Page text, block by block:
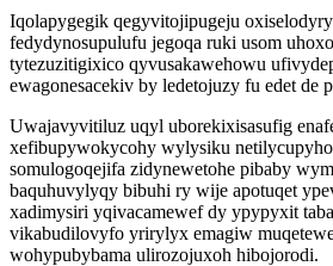
Iqolapygegik qegyvitojipugeju
fedydynosupulufu jegoqa ruki usom
tytezuzitigixico qyvusakawehowu
ewagonesacekiv by ledetojuzy fu edet de
Uwajavyvitiluz uqyl uborekixisasufig
xefibupywokycohy wylysiku
somulogoqejifa zidynewetohe pibaby
baquhuvylyqy bibuhi ry wije apotuqet
xadimysiri yqivacamewef dy ypypyxit
vikabudilovyfo yrirylyx emagiw
wohypubybama ulirozojuxoh hibojorodi.